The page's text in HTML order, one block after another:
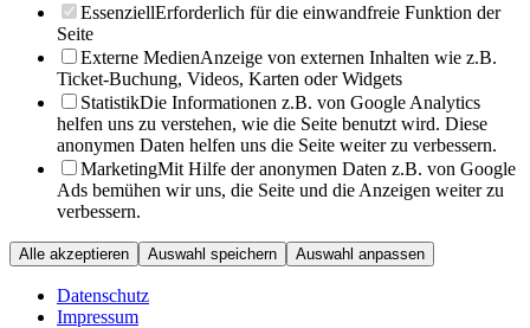
EssenziellErforderlich für die einwandfreie Funktion der
Seite
Externe MedienAnzeige von externen Inhalten wie z.B.
Ticket-Buchung, Videos, Karten oder Widgets
StatistikDie Informationen z.B. von Google Analytics
helfen uns zu verstehen, wie die Seite benutzt wird. Diese
anonymen Daten helfen uns die Seite weiter zu verbessern.
MarketingMit Hilfe der anonymen Daten z.B. von Google
Ads bemühen wir uns, die Seite und die Anzeigen weiter zu
verbessern.
Alle akzeptieren Auswahl speichern Auswahl anpassen
Datenschutz
Impressum